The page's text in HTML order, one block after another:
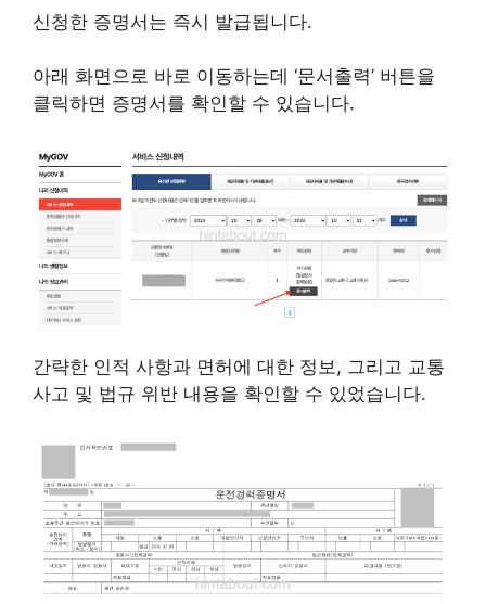
신청한 증명서는 즉시 발급됩니다.
아래 화면으로 바로 이동하는데 ‘문서출력’ 버튼을
클릭하면 증명서를 확인할 수 있습니다.
간략한 인적 사항과 면허에 대한 정보, 그리고 교통
사고 및 법규 위반 내용을 확인할 수 있었습니다.